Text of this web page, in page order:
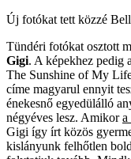
Új fotókat tett közzé
Tündéri fotókat osztott
Gigi. A képekhez pedig
The Sunshine of My
címe magyarul ennyit
énekesnő egyedülálló
négyéves lesz. Amikora
Gigi így írt közös
kislányunk felhőtlen